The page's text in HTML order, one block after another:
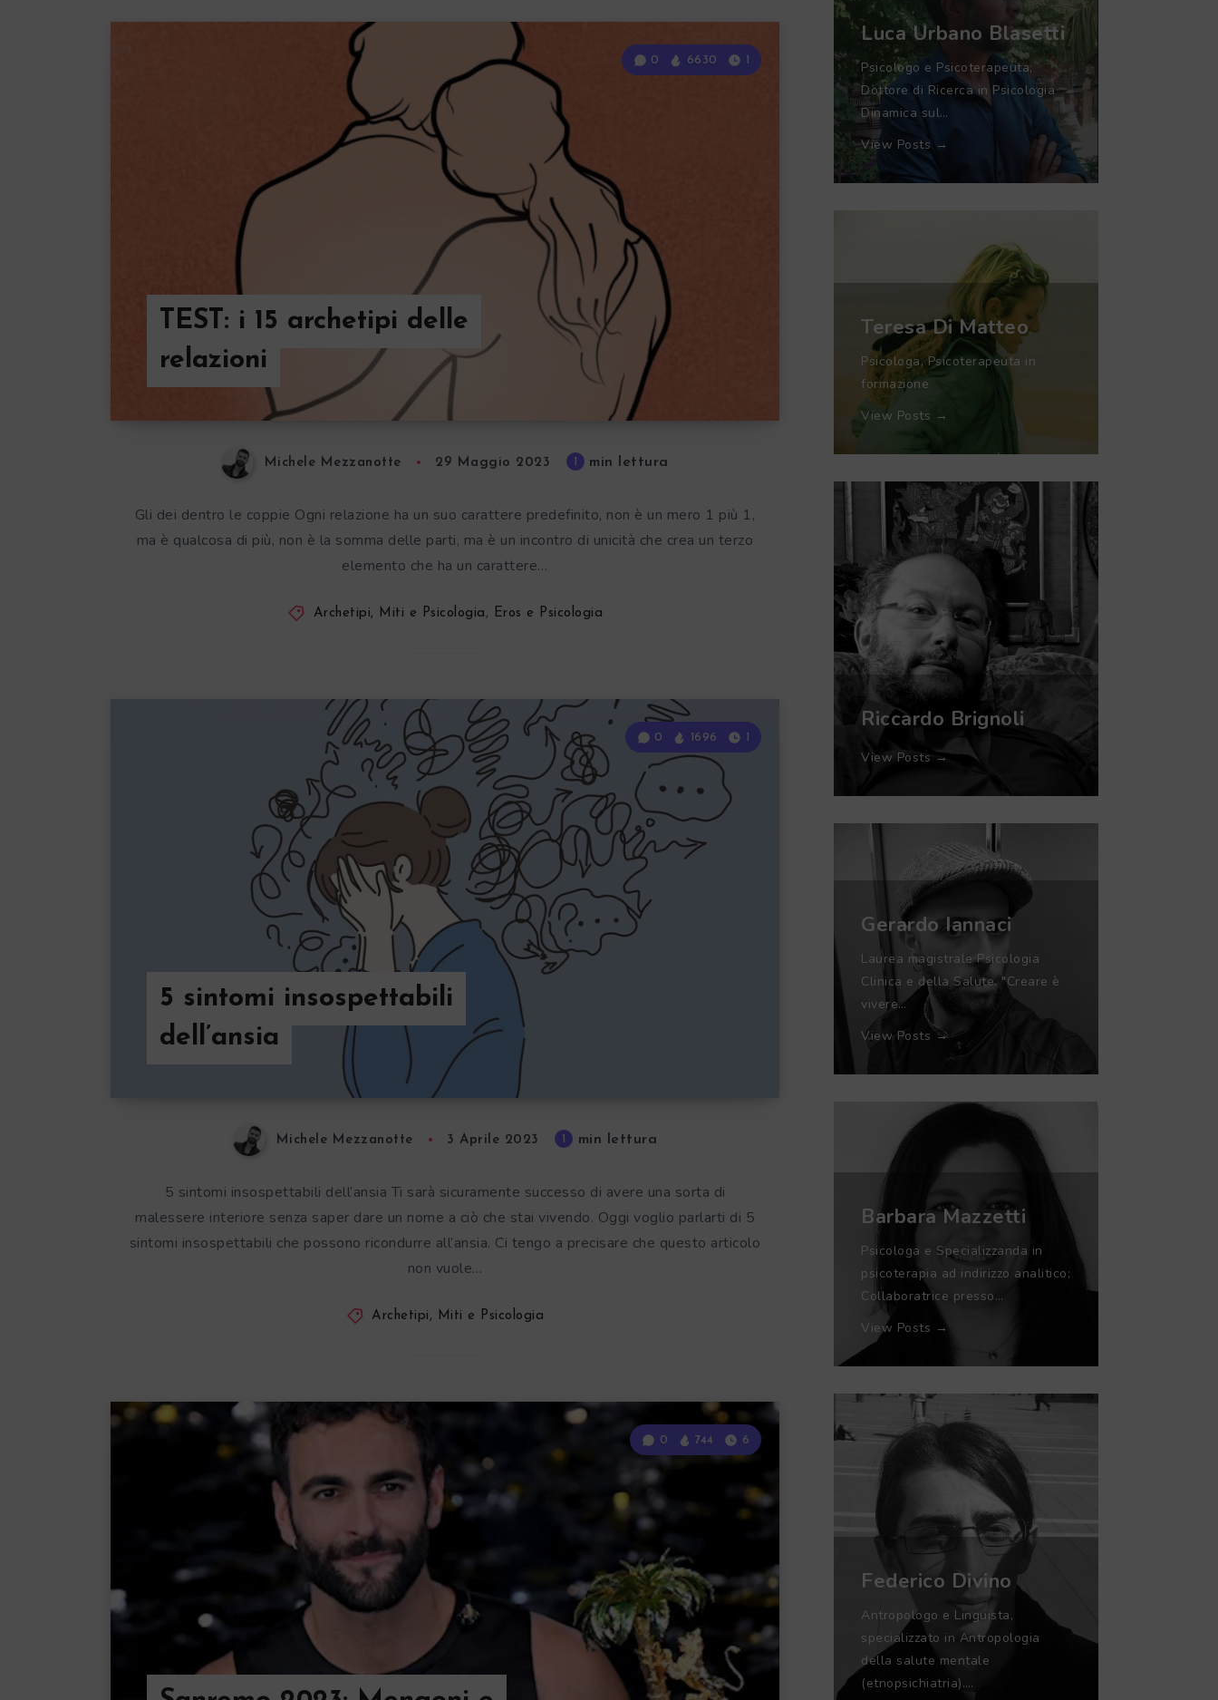
TEST: i 15 archetipi delle
relazioni
0 6630 1
Michele Mezzanotte 29 Maggio 2023 min lettura
Gli dei dentro le coppie Ogni relazione ha un suo carattere predefinito, non è un mero 1 più 1,
ma è qualcosa di più, non è la somma delle parti, ma è un incontro di unicità che crea un terzo
elemento che ha un carattere…
Archetipi, Miti e Psicologia , Eros e Psicologia
5 sintomi insospettabili
dell’ansia
0 1696 1
Michele Mezzanotte 3 Aprile 2023 min lettura
5 sintomi insospettabili dell’ansia Ti sarà sicuramente successo di avere una sorta di
malessere interiore senza saper dare un nome a ciò che stai vivendo. Oggi voglio parlarti di 5
sintomi insospettabili che possono ricondurre all’ansia. Ci tengo a precisare che questo articolo
non vuole…
Archetipi, Miti e Psicologia
0 744 6
Luca Urbano Blasetti
Psicologo e Psicoterapeuta;
Dottore di Ricerca in Psicologia
Dinamica sul…
View Posts →
Teresa Di Matteo
Psicologa, Psicoterapeuta in
formazione
View Posts →
Riccardo Brignoli
View Posts →
Gerardo Iannaci
Laurea magistrale Psicologia
Clinica e della Salute. "Creare è
vivere…
View Posts →
Barbara Mazzetti
Psicologa e Specializzanda in
psicoterapia ad indirizzo analitico;
Collaboratrice presso…
View Posts →
Federico Divino
Antropologo e Linguista,
specializzato in Antropologia
della salute mentale
(etnopsichiatria).…